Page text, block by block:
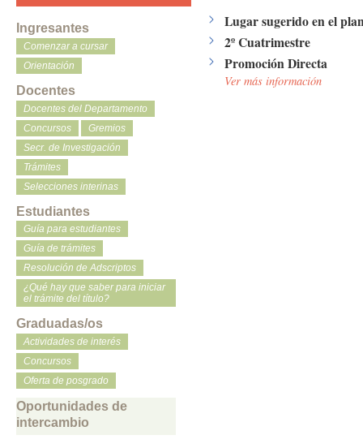
Ingresantes
Comenzar a cursar
Orientación
Docentes
Docentes del Departamento
Concursos
Gremios
Secr. de Investigación
Trámites
Selecciones interinas
Estudiantes
Guía para estudiantes
Guía de trámites
Resolución de Adscriptos
¿Qué hay que saber para iniciar
el trámite del título?
Graduadas/os
Actividades de interés
Concursos
Oferta de posgrado
Oportunidades de
intercambio
Lugar sugerido en el
2º Cuatrimestre
Promoción Directa
Ver más información